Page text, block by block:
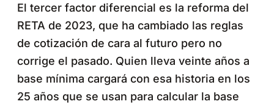
El tercer factor diferencial es la reforma del
RETA de 2023, que ha cambiado las reglas
de cotización de cara al futuro pero no
corrige el pasado. Quien lleva veinte años a
base mínima cargará con esa historia en los
25 años que se usan para calcular la base